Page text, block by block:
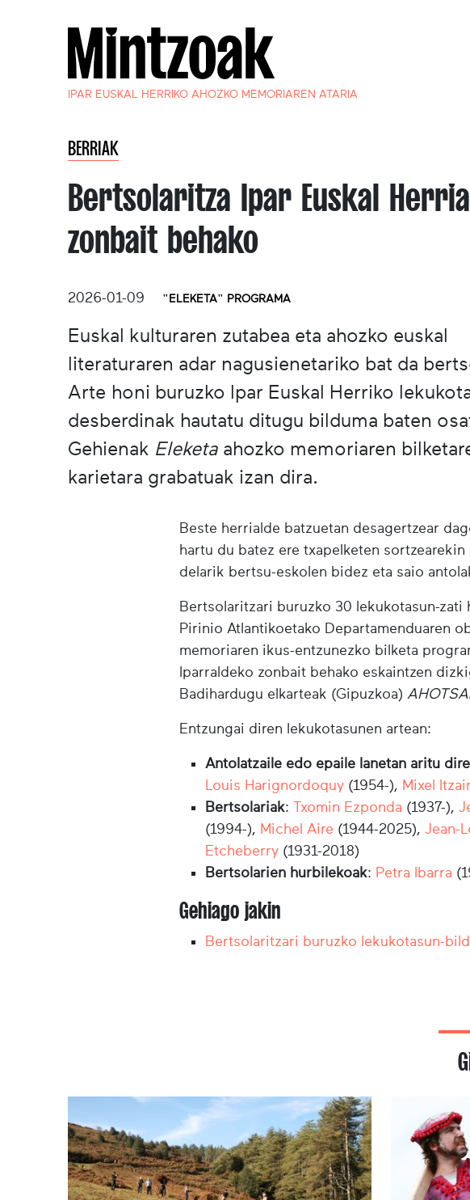
IPAR EUSKAL HERRIKO AHOZKO MEMORIAREN ATARIA
BERRIAK
Bertsolaritza Ipar Euskal
zonbait behako
2026-01-09 "ELEKETA" PROGRAMA
Euskal kulturaren zutabea eta ahozko euskal
literaturaren adar nagusienetariko bat da
Arte honi buruzko Ipar Euskal Herriko
desberdinak hautatu ditugu bilduma baten
Gehienak Eleketaahozko memoriaren
karietara grabatuak izan dira.
Beste herrialde batzuetan desagertzear
hartu du batez ere txapelketen
delarik bertsu-eskolen bidez eta saio
Bertsolaritzari buruzko 30 lekukotasun-zati
Pirinio Atlantikoetako Departamenduaren
memoriaren ikus-entzunezko bilketa
Iparraldeko zonbait behako eskaintzen
Badihardugu elkarteak (Gipuzkoa)
Entzungai diren lekukotasunen artean:
Antolatzaile edo epaile lanetan aritu
Louis Harignordoquy (1954-), Mixel
Bertsolariak: Txomin Ezponda (1937-),
(1994-), Michel Aire (1944-2025), Jean-
Etcheberry (1931-2018)
Bertsolarien hurbilekoak: Petra Ibarra
Gehiago jakin
Bertsolaritzari buruzko lekukotasun-